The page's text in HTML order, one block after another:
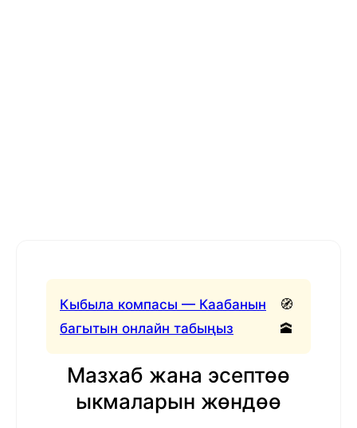
Кыбыла компасы — Каабанын
багытын онлайн табыңыз
🧭
🕋
Мазхаб жана эсептөө
ыкмаларын жөндөө